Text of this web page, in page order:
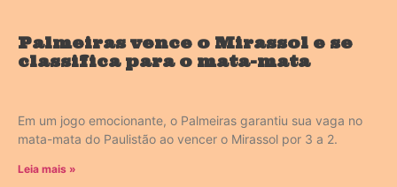
Palmeiras vence o Mirassol e se
classifica para o mata-mata
Em um jogo emocionante, o Palmeiras garantiu sua vaga no
mata-mata do Paulistão ao vencer o Mirassol por 3 a 2.
Leia mais »